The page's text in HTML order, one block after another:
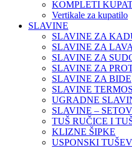
KOMPLETI
Vertikale za kupatilo
SLAVINE
SLAVINE ZA
SLAVINE ZA
SLAVINE ZA
SLAVINE ZA
SLAVINE ZA BIDE
SLAVINE
UGRADNE
SLAVINE –
TUŠ RUČICE I
KLIZNE ŠIPKE
USPONSKI